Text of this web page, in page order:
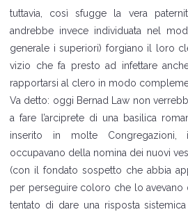
tuttavia, così sfugge la vera
andrebbe invece individuata nel
generale i superiori) forgiano il loro
vizio che fa presto ad infettare
rapportarsi al clero in modo
Va detto: oggi Bernad Law non
a fare l’arciprete di una basilica
inserito in molte
occupavano della nomina dei nuovi
(con il fondato sospetto che abbia
per perseguire coloro che lo avevano
tentato di dare una risposta